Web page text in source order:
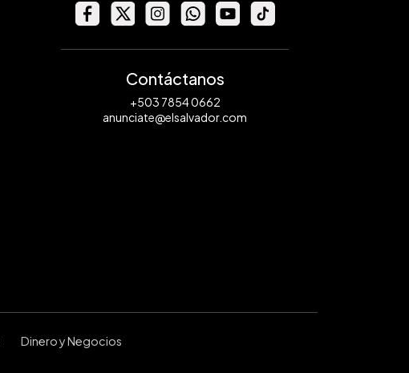
Contáctanos
+503 7854 0662
anunciate@elsalvador.com
Dinero y Negocios